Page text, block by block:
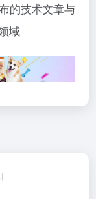
的技术文章与
域